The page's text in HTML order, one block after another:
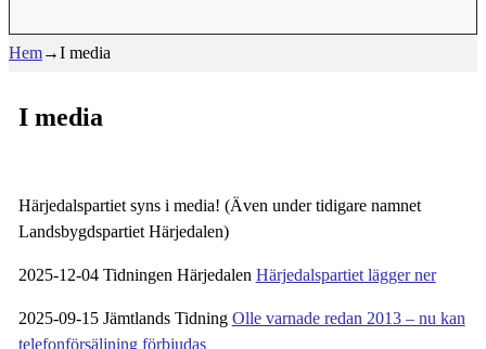
Hem→I media
I media
Härjedalspartiet syns i media! (Även under tidigare namnet
Landsbygdspartiet Härjedalen)
2025-12-04 Tidningen Härjedalen Härjedalspartiet lägger ner
2025-09-15 Jämtlands Tidning Olle varnade redan 2013 – nu kan
telefonförsäljning förbjudas